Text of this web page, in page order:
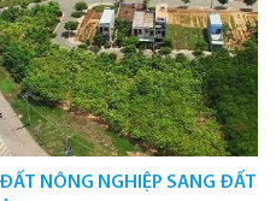
NÔNG NGHIỆP SANG ĐẤT